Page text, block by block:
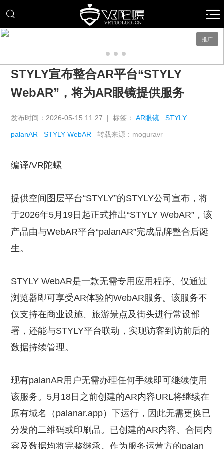
推广
STYLY宣布整合AR平台“STYLY
WebAR”，将为AR眼镜提供服务
发布时间：2026-05-15 11:27 | 标签：AR眼镜 STYLY
palanAR STYLY WebAR 转载来源：moguravr
编译/VR陀螺
提供空间图层平台“STYLY”的STYLY公司宣布，将
于2026年5月19日起正式推出“STYLY WebAR”，该
产品由与WebAR平台“palanAR”完成品牌整合后诞
生。
STYLY WebAR是一款无需专用应用程序、仅通过
浏览器即可享受AR体验的WebAR服务。该服务不
仅支持在商业设施、旅游景点及街头进行常设部
署，还能与STYLY平台联动，实现访客到访前后的
数据持续管理。
现有palanAR用户无需办理任何手续即可继续使用
该服务。5月18日之前创建的AR内容URL将继续在
原有域名（palanar.app）下运行，因此无需更换已
分发的二维码或印刷品。已创建的AR内容、合同内
容及数据均将完整继承。作为服务运营方的palan